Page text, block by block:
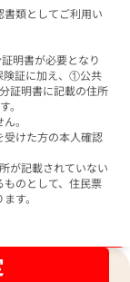
類としてご利用い
明書が必要となり
険証に加え、①公共
証明書に記載の住所
。
。
けた方の本人確認
が記載されていない
のとして、住民票
す。